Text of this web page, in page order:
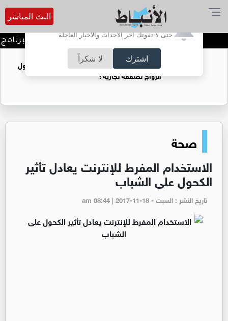
أترغب في تفعيل الإشعارات؟
حتى لا تفوتك آخر الأحداث والأخبار العاجلة
اشترك لا شكراً
البث المباشر
ندوة تعاين التراث الأردني ضمن
فتيات يستغللنه لتحقيق مكاسب مادية.. هل تحول
الزواج لصفقة تجارية؟
صحة
الاستخدام المفرط للإنترنت يعادل تأثير
الكحول على الشباب
تاريخ النشر : السبت - am 08:44 | 2017-11-18